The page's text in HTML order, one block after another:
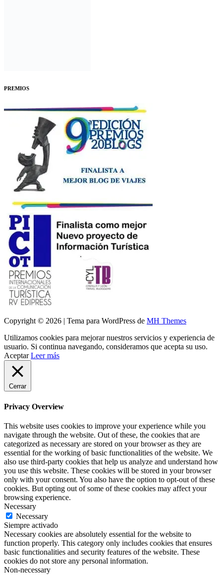
PREMIOS
Copyright © 2026 | Tema para WordPress de MH Themes
Utilizamos cookies para mejorar nuestros servicios y experiencia de
usuario. Si continua navegando, consideramos que acepta su uso.
Aceptar Leer más
Cerrar
Privacy Overview
This website uses cookies to improve your experience while you
navigate through the website. Out of these, the cookies that are
categorized as necessary are stored on your browser as they are
essential for the working of basic functionalities of the website. We
also use third-party cookies that help us analyze and understand how
you use this website. These cookies will be stored in your browser
only with your consent. You also have the option to opt-out of these
cookies. But opting out of some of these cookies may affect your
browsing experience.
Necessary
Necessary
Siempre activado
Necessary cookies are absolutely essential for the website to
function properly. This category only includes cookies that ensures
basic functionalities and security features of the website. These
cookies do not store any personal information.
Non-necessary